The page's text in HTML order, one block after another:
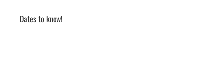
Dates to know!